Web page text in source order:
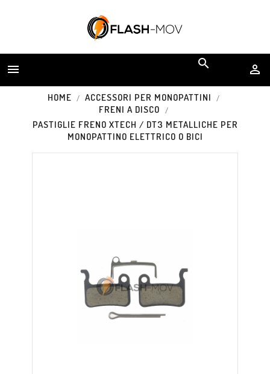
 
HOME
ACCESSORI PER MONOPATTINI
FRENI A DISCO
PASTIGLIE FRENO XTECH / DT3 METALLICHE PER
MONOPATTINO ELETTRICO O BICI